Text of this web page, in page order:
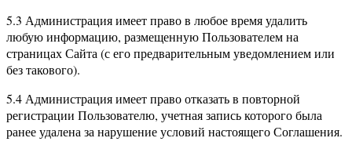
5.3 Администрация имеет право в любое время удалить
любую информацию, размещенную Пользователем на
страницах Сайта (с его предварительным уведомлением или
без такового).
5.4 Администрация имеет право отказать в повторной
регистрации Пользователю, учетная запись которого была
ранее удалена за нарушение условий настоящего Соглашения.